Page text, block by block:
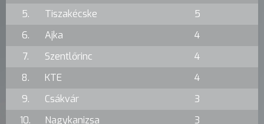
5.
Tiszakécske
5
6.
Ajka
4
7.
Szentlőrinc
4
8.
KTE
4
9.
Csákvár
3
10.
Nagykanizsa 3